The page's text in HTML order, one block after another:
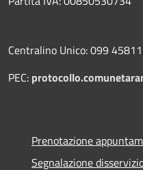
Centralino Unico: 099
PEC:
Prenotazione
Segnalazione